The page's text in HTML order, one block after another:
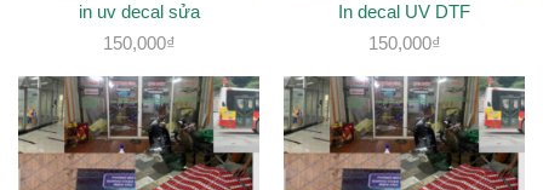
in uv decal sửa
150,000₫
In decal UV DTF
150,000₫